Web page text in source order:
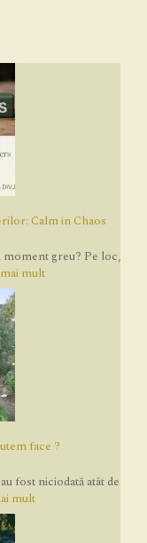
Calm in Chaos
greu? Pe loc,
mult
face ?
fost niciodată atât de
mult